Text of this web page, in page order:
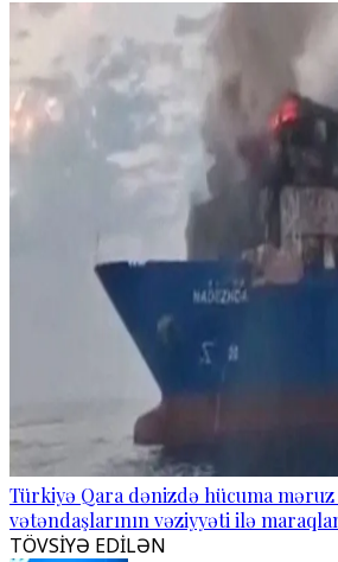
Türkiyə Qara dənizdə hücuma məruz
vətəndaşlarının vəziyyəti ilə
TÖVSİYƏ EDİLƏN